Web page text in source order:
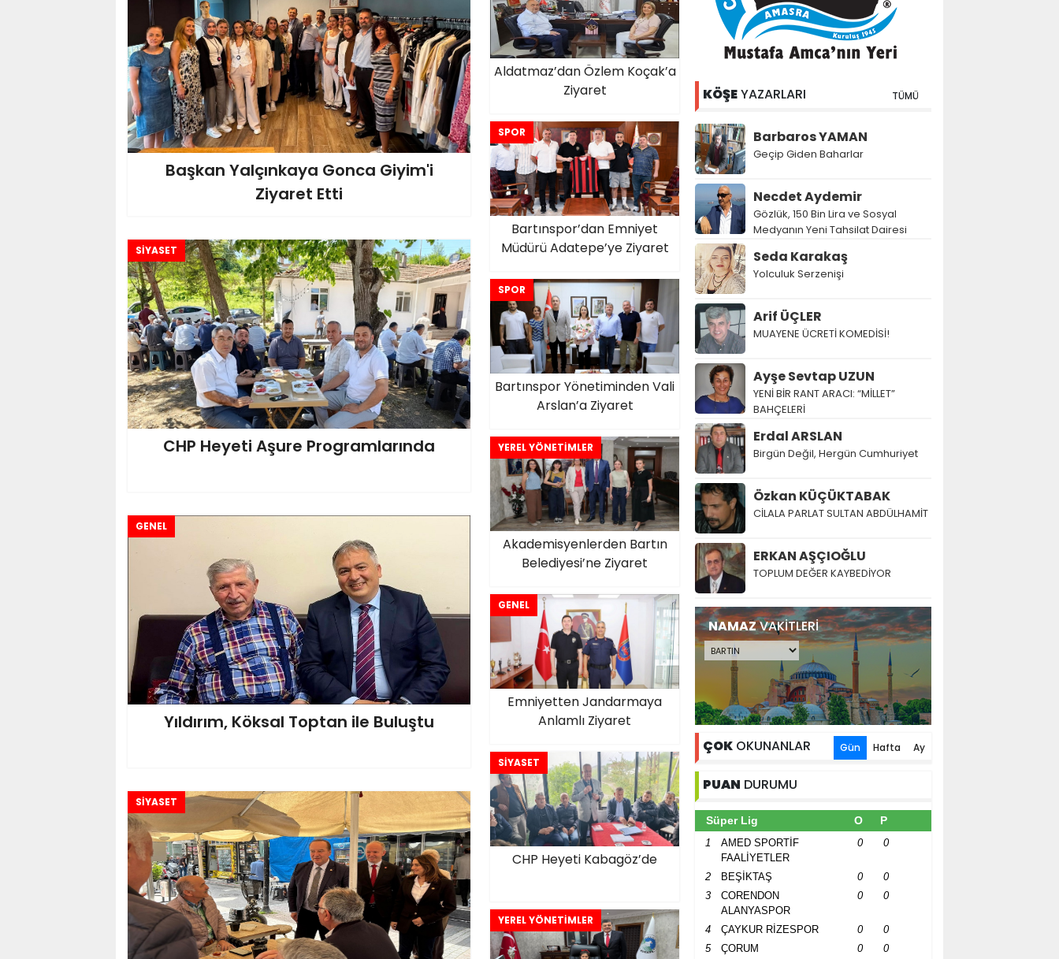
Başkan Yalçınkaya Gonca Giyim'i
Ziyaret Etti
Aldatmaz’dan Özlem Koçak’a
Ziyaret
SPOR
Bartınspor’dan Emniyet
Müdürü Adatepe’ye Ziyaret
SİYASET
CHP Heyeti Aşure Programlarında
SPOR
Bartınspor Yönetiminden Vali
Arslan’a Ziyaret
YEREL YÖNETİMLER
Akademisyenlerden Bartın
Belediyesi’ne Ziyaret
GENEL
Yıldırım, Köksal Toptan ile Buluştu
GENEL
Emniyetten Jandarmaya
Anlamlı Ziyaret
SİYASET
CHP Heyeti Kabagöz’de
SİYASET
YEREL YÖNETİMLER
KÖŞEYAZARLARI TÜMÜ
Barbaros YAMAN
Geçip Giden Baharlar
Necdet Aydemir
Gözlük, 150 Bin Lira ve Sosyal
Medyanın Yeni Tahsilat Dairesi
Seda Karakaş
Yolculuk Serzenişi
Arif ÜÇLER
MUAYENE ÜCRETİ KOMEDİSİ!
Ayşe Sevtap UZUN
YENİ BİR RANT ARACI: “MİLLET”
BAHÇELERİ
Erdal ARSLAN
Birgün Değil, Hergün Cumhuriyet
Özkan KÜÇÜKTABAK
CİLALA PARLAT SULTAN ABDÜLHAMİT
ERKAN AŞÇIOĞLU
TOPLUM DEĞER KAYBEDİYOR
NAMAZVAKİTLERİ
ÇOK OKUNANLAR Gün Hafta Ay
PUAN DURUMU
Süper Lig O P
1
AMED SPORTİF
FAALİYETLER
0 0
2 BEŞİKTAŞ 0
0
3
CORENDON
ALANYASPOR
0 0
4 ÇAYKUR RİZESPOR 0
0
5
ÇORUM 0
0